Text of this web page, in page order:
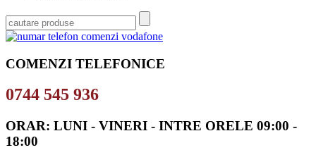
COMENZI TELEFONICE
0744 545 936
ORAR: LUNI - VINERI - INTRE ORELE 09:00 -
18:00